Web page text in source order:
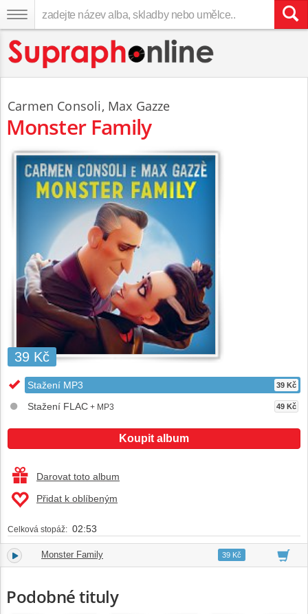
Carmen Consoli, Max Gazze
Monster Family
39 Kč
Stažení MP3 39 Kč
Stažení FLAC + MP3 49 Kč
Koupit album
Darovat toto album
Přidat k oblíbeným
Celková stopáž: 02:53
1. Monster Family 02:5339 Kč
Podobné tituly